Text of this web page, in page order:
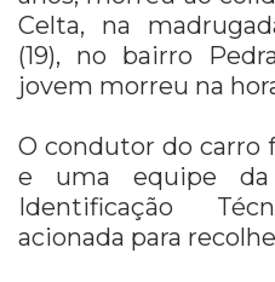
Celta, na
(19), no bairro
jovem morreu na
O condutor do carro
e uma equipe
Identificação
acionada para